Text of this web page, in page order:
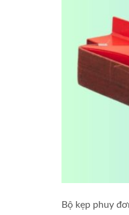
Bộ kẹp phuy